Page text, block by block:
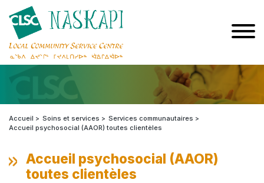
Accueil Soins et services
Services communautaires
Accueil psychosocial (AAOR) toutes clientèles
Accueil psychosocial (AAOR)
toutes clientèles